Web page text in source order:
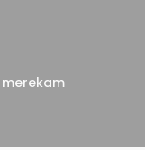
merekam